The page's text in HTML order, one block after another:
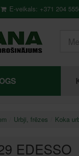
E-veikals: +371 204
Urbji, frēzes Koka
EDESSO